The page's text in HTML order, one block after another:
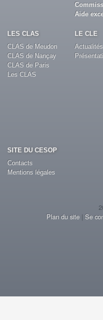
Aide
LES CLAS
CLAS de Meudon
CLAS de Nançay
CLAS de Paris
Les CLAS
LE CLE
Actualités
SITE DU CESOP
Contacts
Mentions légales
Plan du site | Se